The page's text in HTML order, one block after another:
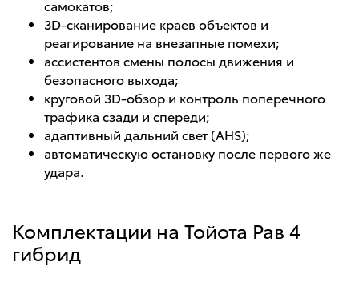
самокатов;
3D-сканирование краев объектов и
реагирование на внезапные помехи;
ассистентов смены полосы движения и
безопасного выхода;
круговой 3D-обзор и контроль поперечного
трафика сзади и спереди;
адаптивный дальний свет (AHS);
автоматическую остановку после первого же
удара.
Комплектации на Тойота Рав 4
гибрид